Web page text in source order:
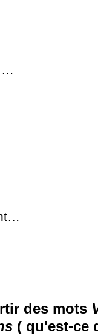
…
des mots
( qu'est-ce